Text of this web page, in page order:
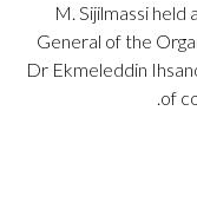
M. Sijilmassi
General of the
Dr Ekmeleddin
of